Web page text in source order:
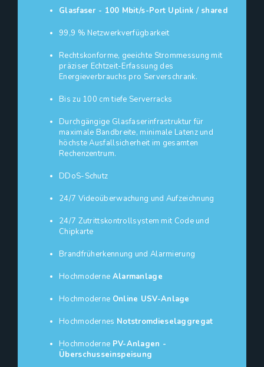
Glasfaser - 100 Mbit/s-Port Uplink / shared
99,9 % Netzwerkverfügbarkeit
Rechtskonforme, geeichte Strommessung mit
präziser Echtzeit-Erfassung des
Energieverbrauchs pro Serverschrank.
Bis zu 100 cm tiefe Serverracks
Durchgängige Glasfaserinfrastruktur für
maximale Bandbreite, minimale Latenz und
höchste Ausfallsicherheit im gesamten
Rechenzentrum.
DDoS-Schutz
24/7 Videoüberwachung und Aufzeichnung
24/7 Zutrittskontrollsystem mit Code und
Chipkarte
Brandfrüherkennung und Alarmierung
Hochmoderne Alarmanlage
Hochmoderne Online USV-Anlage
Hochmodernes Notstromdieselaggregat
Hochmoderne PV-Anlagen -
Überschusseinspeisung